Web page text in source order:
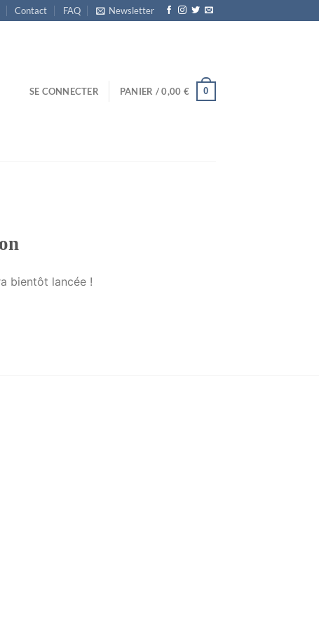
Contact FAQ Newsletter
SE CONNECTER PANIER /0,00 € 0
bientôt lancée !